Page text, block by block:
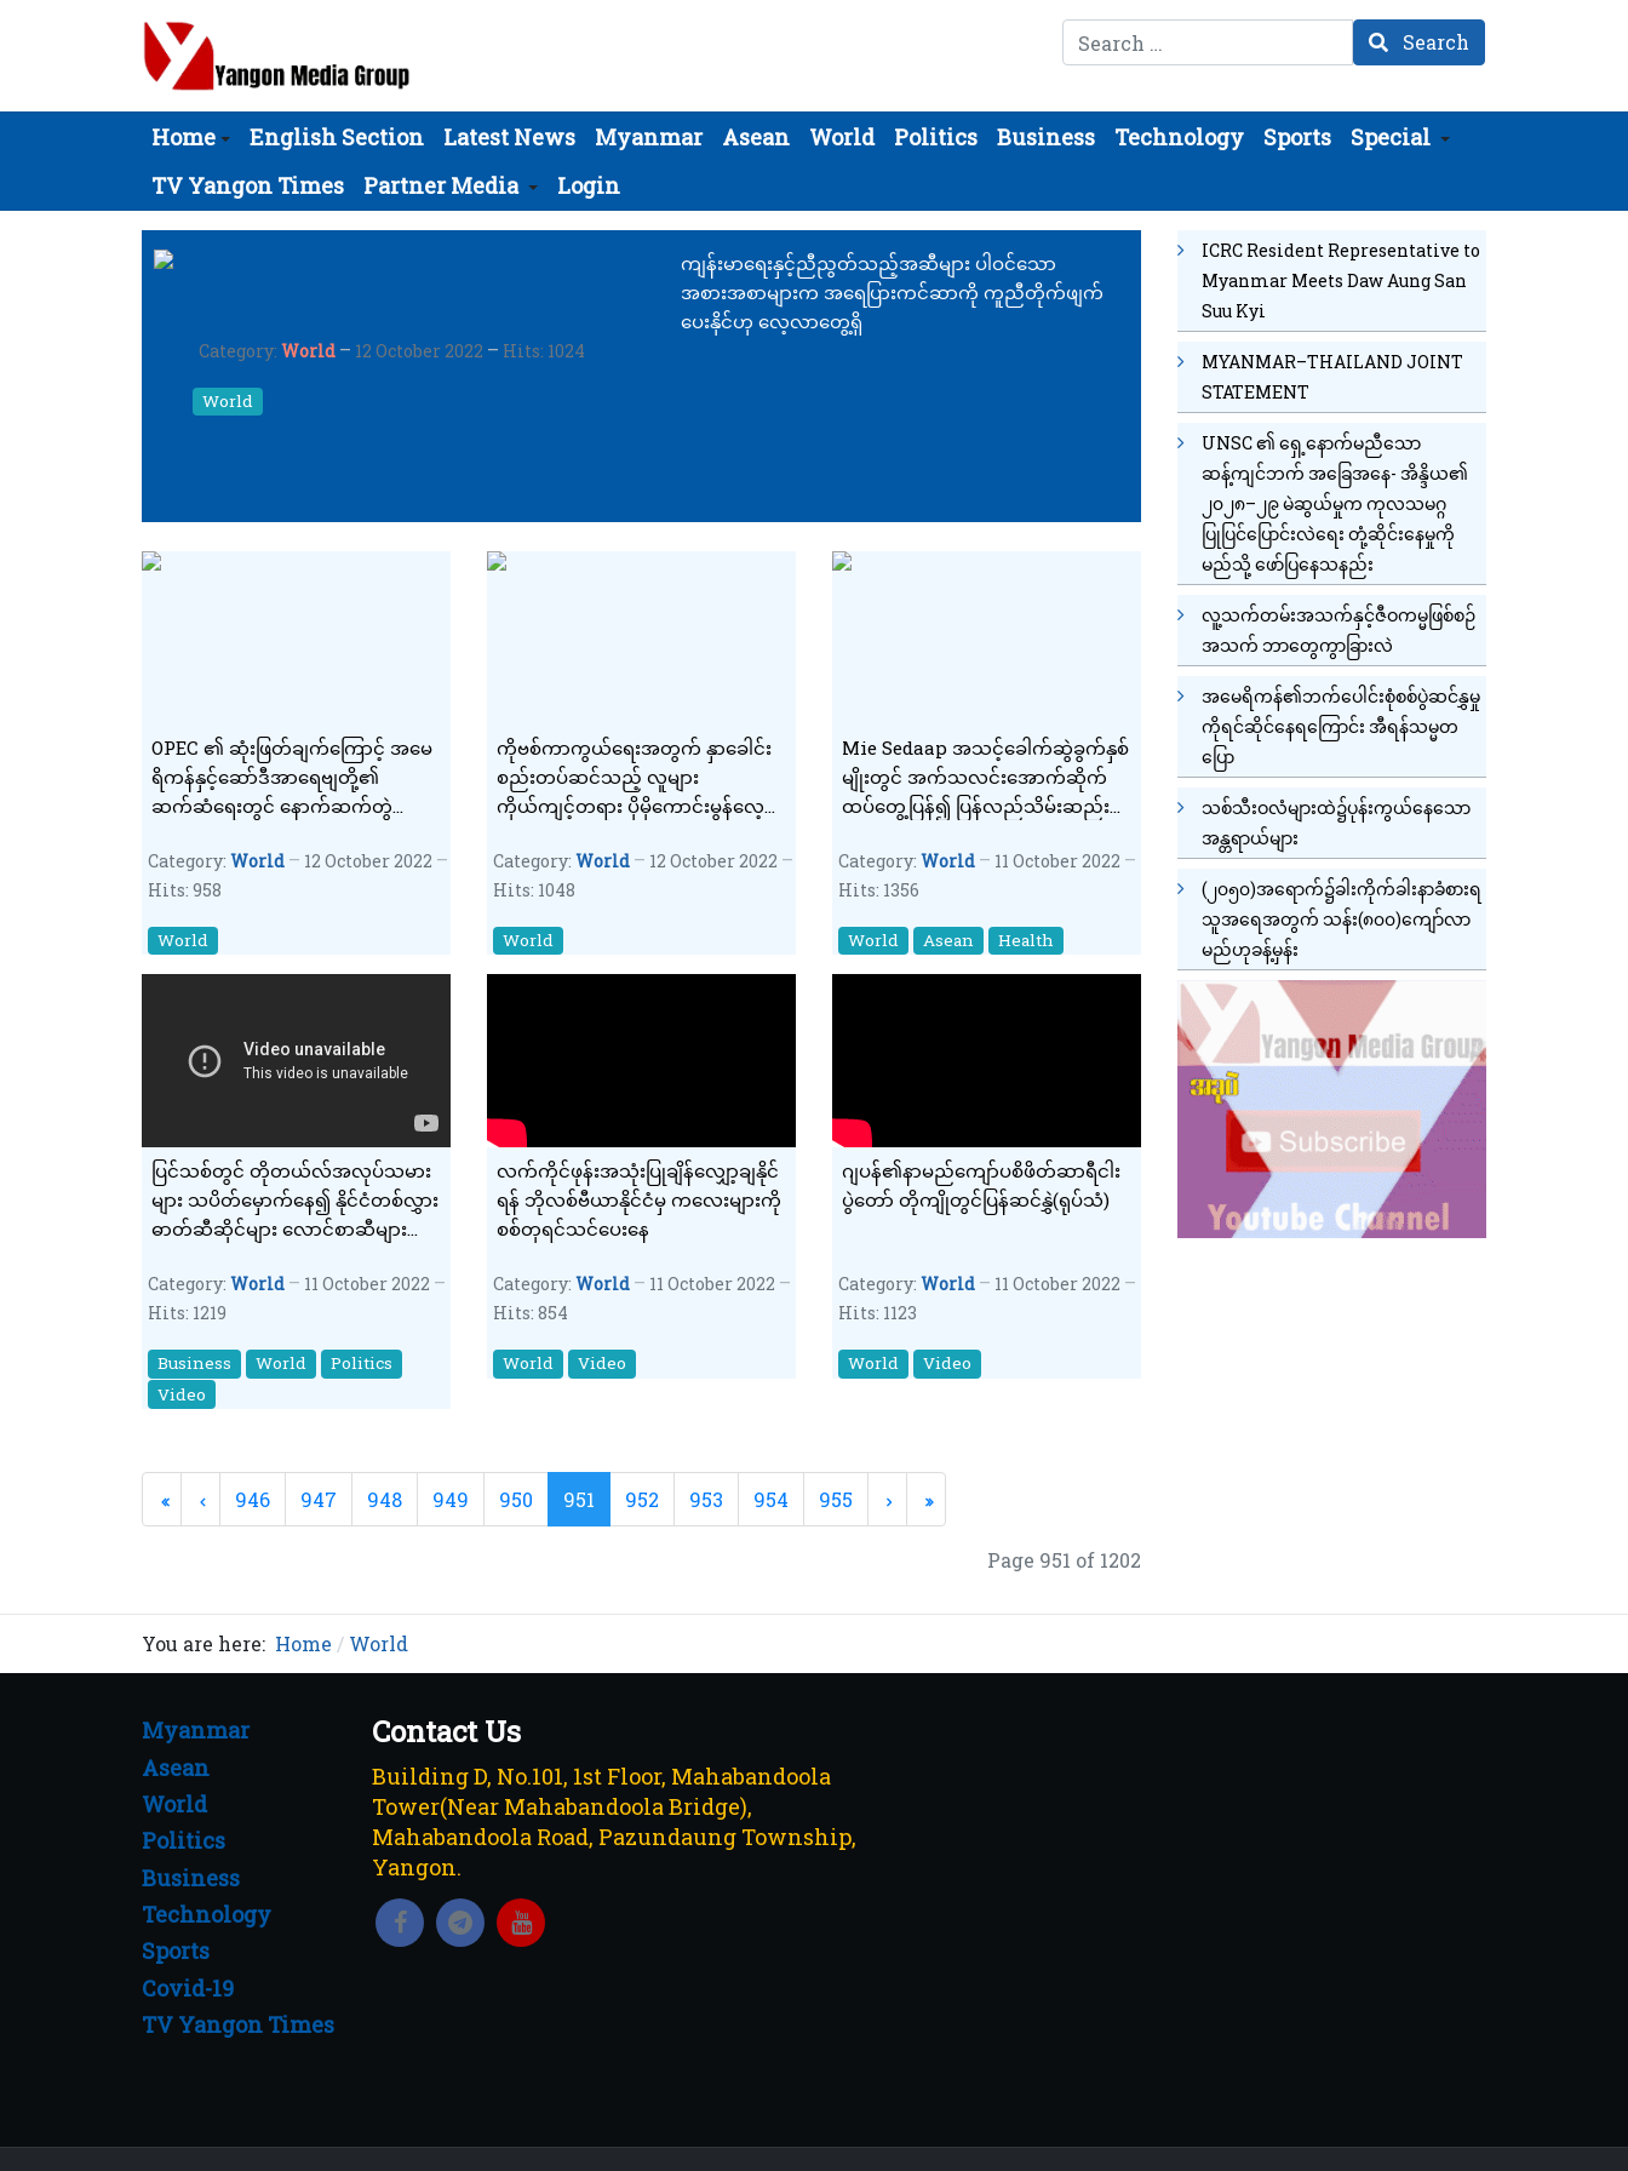
Search Search
Home English Section Latest News Myanmar Asean World Politics Business Technology Sports
Special
TV Yangon Times
Partner Media Login
ကျန်းမာရေးနှင့်ညီညွတ်သည့်အဆီများ ပါဝင်သော
အစားအစာများက အရေပြားကင်ဆာကို ကူညီတိုက်ဖျက်
ပေးနိုင်ဟု လေ့လာတွေ့ရှိ
Category: World 12 October 2022 Hits: 1024
World
OPEC ၏ ဆုံးဖြတ်ချက်ကြောင့် အမေ
ရိကန်နှင့်ဆော်ဒီအာရေဗျတို့၏
ဆက်ဆံရေးတွင် နောက်ဆက်တွဲ
ဆို
Category: World
12 October 2022
Hits: 958
World
ကိုဗစ်ကာကွယ်ရေးအတွက် နှာခေါင်း
စည်းတပ်ဆင်သည့် လူများ
ကိုယ်ကျင့်တရား ပိုမိုကောင်းမွန်လေ့ရှိ
Category: World
12 October 2022
Hits: 1048
World
Mie Sedaap အသင့်ခေါက်ဆွဲခွက်နှစ်
မျိုးတွင် အက်သလင်းအောက်ဆိုက်
ထပ်တွေ့ပြန်၍ ပြန်လည်သိမ်းဆည်းရ
အထိရှိလာ
Category: World
11 October 2022
Hits: 1356
World Asean Health
ပြင်သစ်တွင် တိုတယ်လ်အလုပ်သမား
များ သပိတ်မှောက်နေ၍ နိုင်ငံတစ်လွှား
ဓာတ်ဆီဆိုင်များ လောင်စာဆီများ
Category: World
11 October 2022
Hits: 1219
Business World
Politics
Video
လက်ကိုင်ဖုန်းအသုံးပြုချိန်လျှော့ချနိုင်
ရန် ဘိုလစ်ဗီယာနိုင်ငံမှ ကလေးများကို
စစ်တုရင်သင်ပေးနေ
Category: World
11 October 2022
Hits: 854
World Video
ဂျပန်၏နာမည်ကျော်ပစိဖိတ်ဆာရီငါး
ပွဲတော် တိုကျိုတွင်ပြန်ဆင်နွှဲ(ရုပ်သံ)
Category: World
11 October 2022
Hits: 1123
World Video
946 947 948 949 950 951 952 953 954 955
Page 951 of 1202
ICRC Resident Representative to
Myanmar Meets Daw Aung San
Suu Kyi
MYANMAR–THAILAND JOINT
STATEMENT
UNSC ၏ ရှေ့နောက်မညီသော
ဆန့်ကျင်ဘက် အခြေအနေ- အိန္ဒိယ၏
၂၀၂၈–၂၉ မဲဆွယ်မှုက ကုလသမဂ္ဂ
ပြုပြင်ပြောင်းလဲရေး တုံ့ဆိုင်းနေမှုကို
မည်သို့ ဖော်ပြနေသနည်း
လူ့သက်တမ်းအသက်နှင့်ဇီဝကမ္မဖြစ်စဉ်
အသက် ဘာတွေကွာခြားလဲ
အမေရိကန်၏ဘက်ပေါင်းစုံစစ်ပွဲဆင်နွှမှု
ကိုရင်ဆိုင်နေရကြောင်း အီရန်သမ္မတ
ပြော
သစ်သီးဝလံများထဲ၌ပုန်းကွယ်နေသော
အန္တရာယ်များ
(၂၀၅၀)အရောက်၌ခါးကိုက်ခါးနာခံစားရ
သူအရေအတွက် သန်း(၈၀၀)ကျော်လာ
မည်ဟုခန့်မှန်း
You are here: Home World
Myanmar
Asean
World
Politics
Business
Technology
Sports
Covid-19
TV Yangon Times
Contact Us
Building D, No.101, 1st Floor, Mahabandoola
Tower(Near Mahabandoola Bridge),
Mahabandoola Road, Pazundaung Township,
Yangon.